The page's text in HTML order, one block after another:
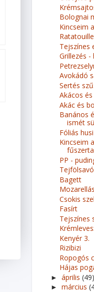
Bolognai
Kincseim
Tejszínes
Grillezés -
Avokádó
Sertés
Akácos
Akác és
Banános
ismét
Fóliás
Kincseim
PP -
Bagett
Csokis
Fasírt
Tejszínes
Kenyér 3.
Rizibizi
Ropogós
Hájas
► április (49)
► március